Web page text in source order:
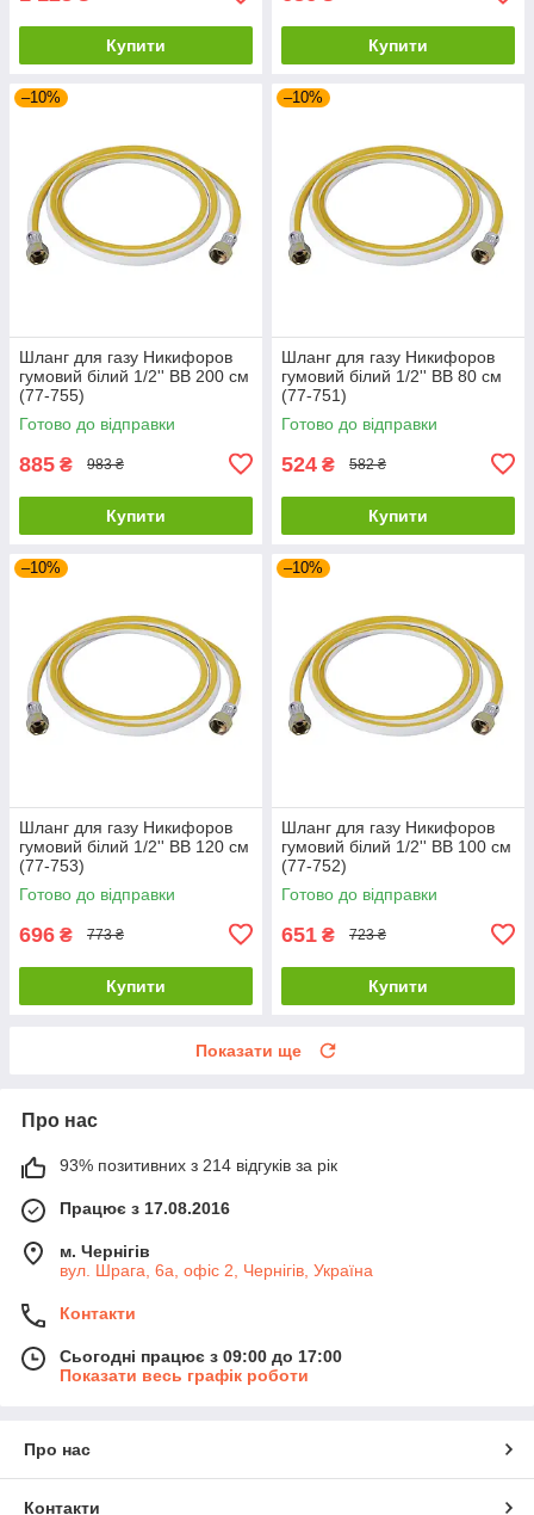
Купити Купити
–10%
Шланг для газу Никифоров
гумовий білий 1/2'' ВВ 200 см
(77-755)
Готово до відправки
885 ₴ 983 ₴
Купити
–10%
Шланг для газу Никифоров
гумовий білий 1/2'' ВВ 80 см
(77-751)
Готово до відправки
524 ₴ 582 ₴
Купити
–10%
Шланг для газу Никифоров
гумовий білий 1/2'' ВВ 120 см
(77-753)
Готово до відправки
696 ₴ 773 ₴
Купити
–10%
Шланг для газу Никифоров
гумовий білий 1/2'' ВВ 100 см
(77-752)
Готово до відправки
651 ₴ 723 ₴
Купити
Показати ще
Про нас
93% позитивних з 214 відгуків за рік
Працює з 17.08.2016
м. Чернігів
вул. Шрага, 6а, офіс 2, Чернігів, Україна
Контакти
Сьогодні працює з 09:00 до 17:00
Показати весь графік роботи
Про нас
Контакти